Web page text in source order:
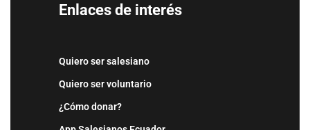
Enlaces de interés
Quiero ser salesiano
Quiero ser voluntario
¿Cómo donar?